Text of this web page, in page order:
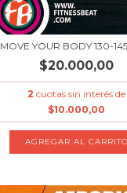
MOVE YOUR BODY 130-
$20.000,00
2 cuotas sin interés de
$10.000,00